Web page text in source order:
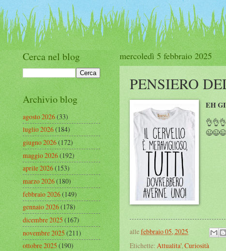
mercoledì 5 febbraio 2025
PENSIERO
EH
allefebbraio 05, 2025
Etichette: Attualita',Curiosità
Cerca nel blog
Archivio blog
agosto 2026(33)
luglio 2026(184)
giugno 2026(172)
maggio 2026(192)
aprile 2026(153)
marzo 2026(180)
febbraio 2026(149)
gennaio 2026(178)
dicembre 2025(167)
novembre 2025(211)
ottobre 2025(190)